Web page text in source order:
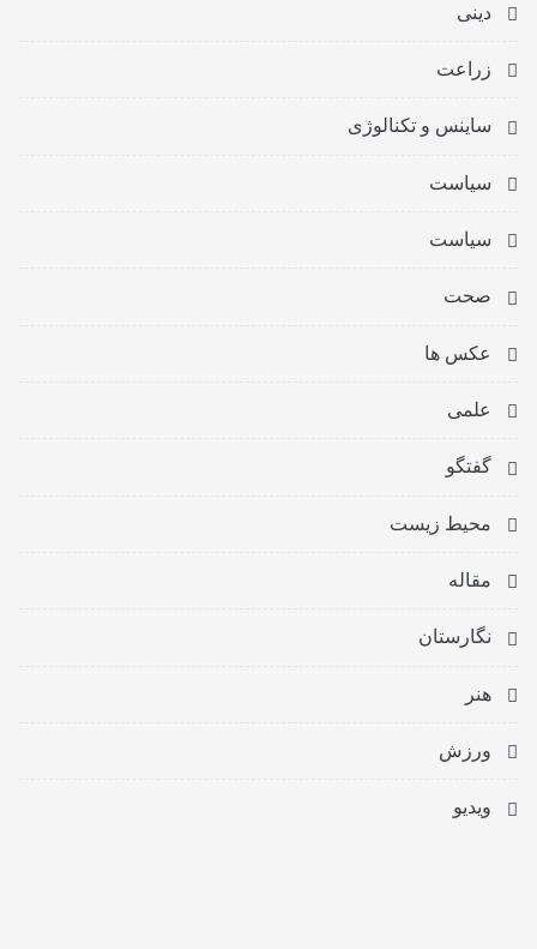
دینی
زراعت
ساینس و تکنالوژی
سیاست
سیاست
صحت
عکس ها
علمی
گفتگو
محیط زیست
مقاله
نگارستان
هنر
ورزش
ویدیو